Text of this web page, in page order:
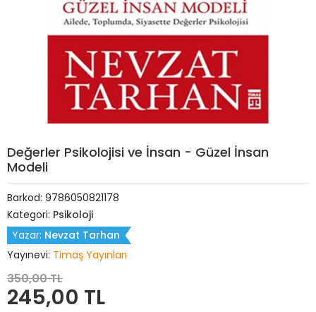
Değerler Psikolojisi ve İnsan - Güzel İnsan
Modeli
Barkod: 9786050821178
Kategori: Psikoloji
Yazar: Nevzat Tarhan
Yayınevi: Timaş Yayınları
350,00 TL
245,00 TL